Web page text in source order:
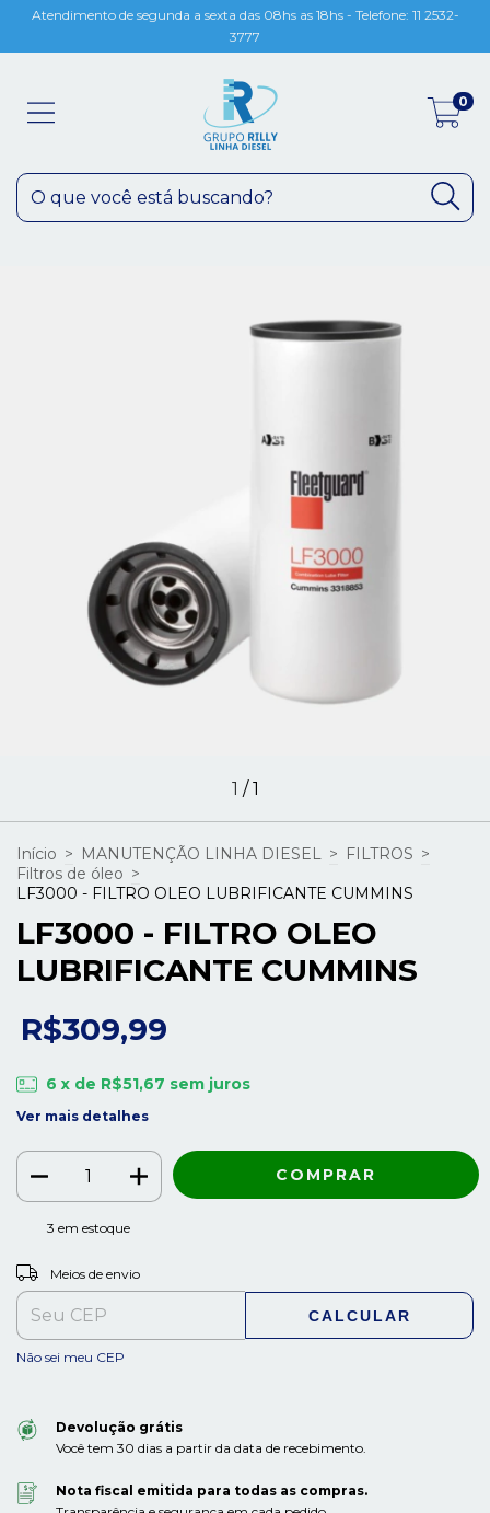
Atendimento de segunda a sexta das 08hs as 18hs - Telefone: 11 2532-
3777
0
1 /1
Início > MANUTENÇÃO LINHA DIESEL > FILTROS >
Filtros de óleo >
LF3000 - FILTRO OLEO LUBRIFICANTE CUMMINS
LF3000 - FILTRO OLEO
LUBRIFICANTE CUMMINS
R$309,99
6 x de R$51,67 sem juros
Ver mais detalhes
3 em estoque
Entregas para o CEP:
Meios de envio
CALCULAR
Não sei meu CEP
Devolução grátis
Você tem 30 dias a partir da data de recebimento.
Nota fiscal emitida para todas as compras.